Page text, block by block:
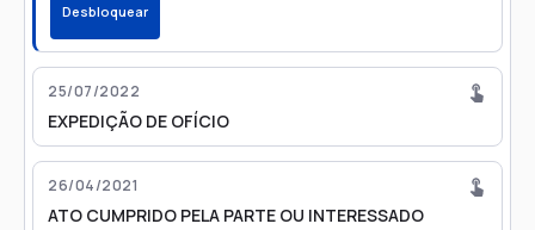
Desbloquear
25/07/2022
EXPEDIÇÃO DE OFÍCIO
26/04/2021
ATO CUMPRIDO PELA PARTE OU INTERESSADO